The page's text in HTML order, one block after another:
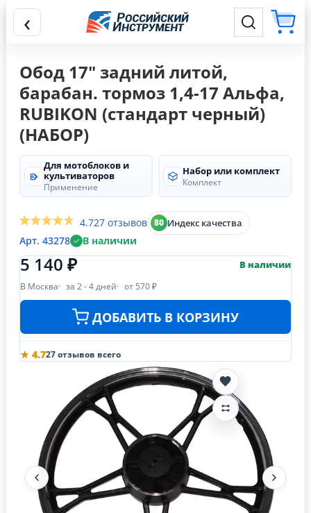
‹
Обод 17" задний литой,
барабан. тормоз 1,4-17 Альфа,
RUBIKON (стандарт черный)
(НАБОР)
Для мотоблоков и
культиваторов
Применение
Набор или комплект
Комплект
4.727 отзывов 80 Индекс качества
Арт. 43278 В наличии
5 140 ₽ В наличии
В Москва за 2 - 4 дней от 570 ₽
ДОБАВИТЬ В КОРЗИНУ
★ 4.727 отзывов всего